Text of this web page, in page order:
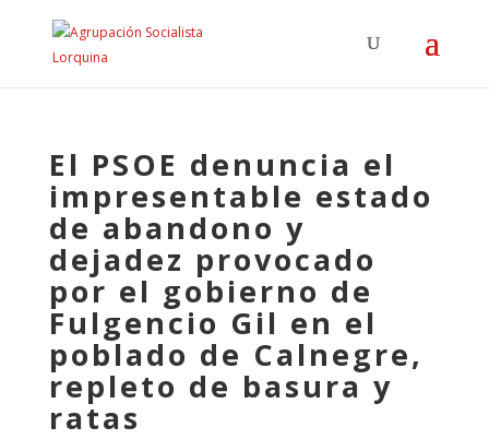
El PSOE denuncia el
impresentable estado
de abandono y
dejadez provocado
por el gobierno de
Fulgencio Gil en el
poblado de Calnegre,
repleto de basura y
ratas